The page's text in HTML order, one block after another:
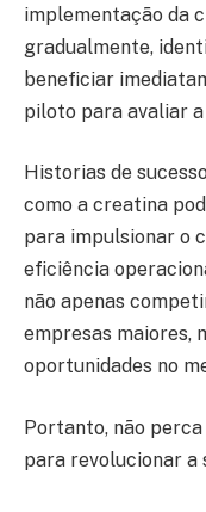
implementação da
gradualmente,
beneficiar
piloto para avaliar
Historias de
como a creatina
para impulsionar o
eficiência
não apenas
empresas maiores,
oportunidades no
Portanto, não
para revolucionar a